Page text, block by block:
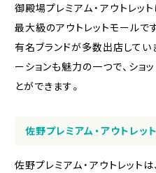
御殿場プレミアム・アウトレッ
最大級のアウトレットモール
有名ブランドが多数出店して
ーションも魅力の一つで、ショ
とができます。
佐野プレミアム・アウトレット
佐野プレミアム・アウトレット